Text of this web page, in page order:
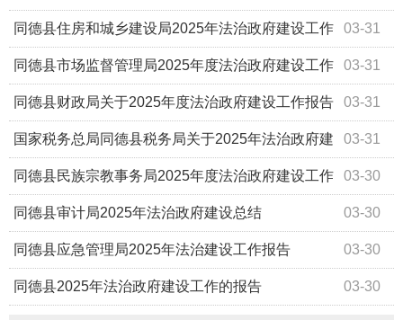
工作报告 03-31
同德县住房和城乡建设局2025年法治政府建设工作
报告 03-31
同德县市场监督管理局2025年度法治政府建设工作
报告 03-31
同德县财政局关于2025年度法治政府建设工作报告
03-31
国家税务总局同德县税务局关于2025年法治政府建
设情况的报告 03-30
同德县民族宗教事务局2025年度法治政府建设工作
报告 03-30
同德县审计局2025年法治政府建设总结
03-30
同德县应急管理局2025年法治建设工作报告
03-30
同德县2025年法治政府建设工作的报告